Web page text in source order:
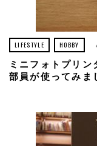
LIFESTYLE HOBBY
ミニフォトプリ
部員が使ってみま